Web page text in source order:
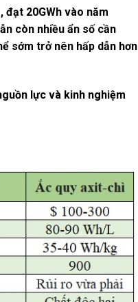
20GWh vào năm
còn nhiều ẩn số cần
sớm trở nên hấp dẫn hơn
lực và kinh nghiệm